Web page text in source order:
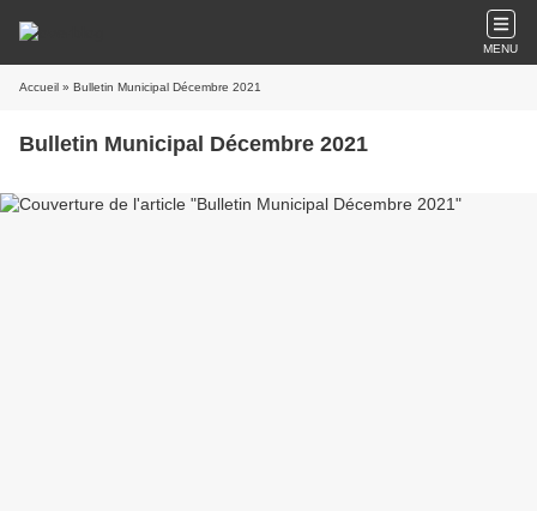
MENU
Accueil » Bulletin Municipal Décembre 2021
Bulletin Municipal Décembre 2021